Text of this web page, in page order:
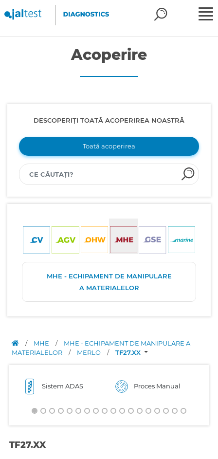
Acoperire
DESCOPERIȚI TOATĂ ACOPERIREA NOASTRĂ
Toată acoperirea
MHE - ECHIPAMENT DE MANIPULARE
A MATERIALELOR
/ MHE /
MHE - ECHIPAMENT DE MANIPULARE A
MATERIALELOR
/ MERLO / TF27.XX
Sistem ADAS Proces Manual
TF27.XX